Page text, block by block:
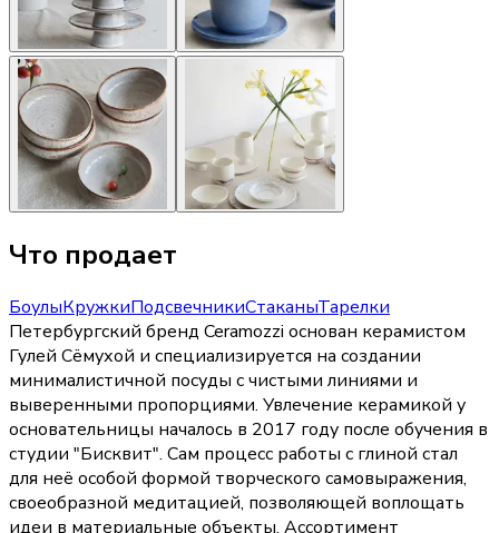
Что продает
БоулыКружкиПодсвечникиСтаканыТарелки
Петербургский бренд Ceramozzi основан керамистом
Гулей Сёмухой и специализируется на создании
минималистичной посуды с чистыми линиями и
выверенными пропорциями. Увлечение керамикой у
основательницы началось в 2017 году после обучения в
студии "Бисквит". Сам процесс работы с глиной стал
для неё особой формой творческого самовыражения,
своеобразной медитацией, позволяющей воплощать
идеи в материальные объекты. Ассортимент